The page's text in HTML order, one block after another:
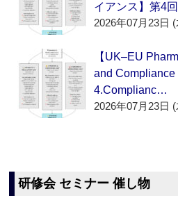
イアンス】第4
2026年07月23日 (
【UK–EU
and Compliance
4.Complianc…
2026年07月23日 (
研修会 セミナー 催し物